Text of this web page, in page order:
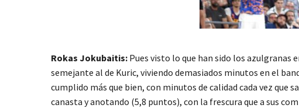
Rokas Jokubaitis: Pues visto lo que han sido los azulgranas
semejante al de Kuric, viviendo demasiados minutos en el
cumplido más que bien, con minutos de calidad cada vez que
canasta y anotando (5,8 puntos), con la frescura que a sus